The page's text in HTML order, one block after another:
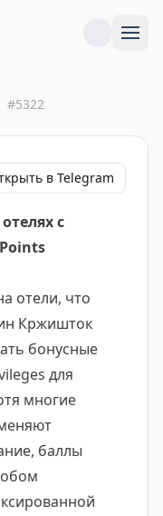
#5322
в Telegram
с
отели, что
Кржишток
бонусные
для
многие
баллы